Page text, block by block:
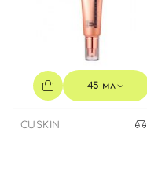
45 мл
CUSKIN